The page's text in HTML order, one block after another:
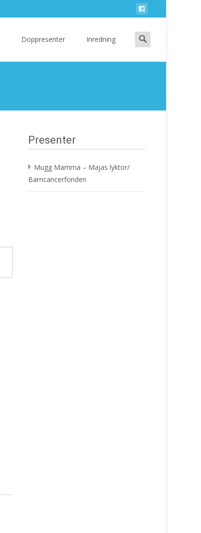
Doppresenter Inredning
Search
for:
Presenter
Mugg Mamma – Majas lyktor/
Barncancerfonden